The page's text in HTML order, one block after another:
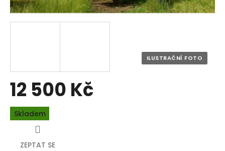
12 500 Kč
Měrná
cena:
Skladem
ZEPTAT SE